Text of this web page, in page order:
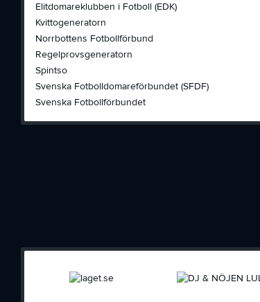
Elitdomareklubben i Fotboll (EDK)
Kvittogeneratorn
Norrbottens Fotbollförbund
Regelprovsgeneratorn
Spintso
Svenska Fotbolldomareförbundet (SFDF)
Svenska Fotbollförbundet